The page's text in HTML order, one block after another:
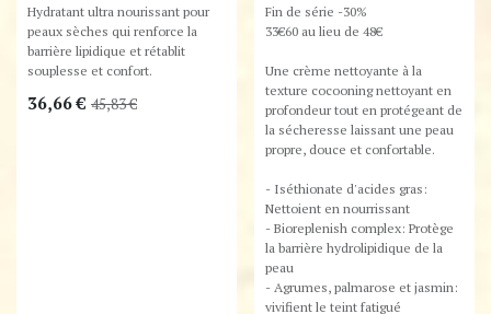
Hydratant ultra nourissant pour
peaux sèches qui renforce la
barrière lipidique et rétablit
souplesse et confort.
36,66€ 45,83€
Fin de série -30%
33€60 au lieu de 48€
Une crème nettoyante à la
texture cocooning nettoyant en
profondeur tout en protégeant de
la sécheresse laissant une peau
propre, douce et confortable.
- Iséthionate d'acides gras:
Nettoient en nourrissant
- Bioreplenish complex: Protège
la barrière hydrolipidique de la
peau
- Agrumes, palmarose et jasmin:
vivifient le teint fatigué